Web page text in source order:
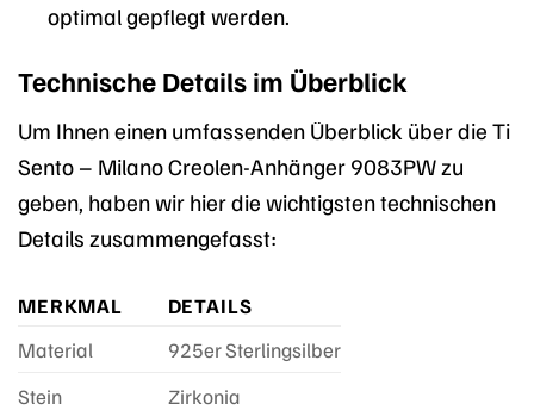
optimal gepflegt werden.
Technische Details im Überblick
Um Ihnen einen umfassenden Überblick über die Ti
Sento – Milano Creolen-Anhänger 9083PW zu
geben, haben wir hier die wichtigsten technischen
Details zusammengefasst:
MERKMAL
DETAILS
Material
925er Sterlingsilber
Stein
Zirkonia